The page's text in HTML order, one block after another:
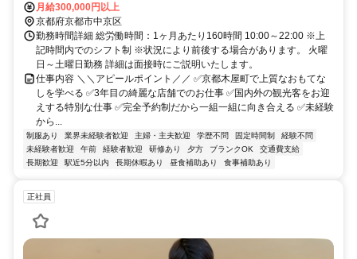
東西線「京都市役所前駅」より徒歩約3分
月給300,000円以上
京都府京都市中京区
勤務時間詳細 総労働時間：1ヶ月あたり160時間 10:00～22:00 ※上
記時間内でのシフト制 ※状況により前後する場合があります。 火曜
日～土曜日勤務 詳細は面接時にご説明いたします。
仕事内容 ＼＼アピールポイント／／ ✅京都木屋町で上質なおもてな
しを学べる ✅3年目の綺麗な店舗でのお仕事 ✅国内外の観光客をお迎
えする特別な仕事 ✅完全予約制だから一組一組に向き合える ✅未経験
から...
制服あり 業界未経験者歓迎 主婦・主夫歓迎 学歴不問 固定時間制
経験不問
未経験者歓迎
午前 経験者歓迎 研修あり 夕方 ブランクOK
交通費支給
長期歓迎
駅近5分以内 長期休暇あり 昼食補助あり 食事補助あり
正社員